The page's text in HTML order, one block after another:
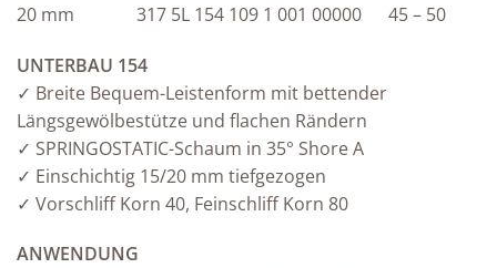
20 mm 317 5L 154 109 1 001 00000 45 – 50
UNTERBAU 154
✓ Breite Bequem-Leistenform mit bettender
Längsgewölbestütze und flachen Rändern
✓ SPRINGOSTATIC-Schaum in 35° Shore A
✓ Einschichtig 15/20 mm tiefgezogen
✓ Vorschliff Korn 40, Feinschliff Korn 80
ANWENDUNG